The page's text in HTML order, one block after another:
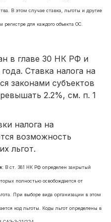
В этом случае ставка, льготы и другие
для каждого объекта ОС.
в главе 30 НК РФ и
Ставка налога на
законами субъектов
2.2%, см. п. 1
налога на
возможность
льгот.
В ст. 381 НК РФ определен закрытый
полностью освобождается от
При выборе вида организации в этом
код льготы. Коды льгот определены в